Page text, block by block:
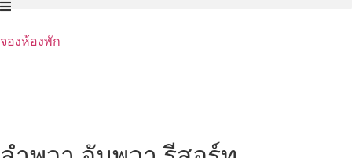
Skip
content
จองห้องพัก